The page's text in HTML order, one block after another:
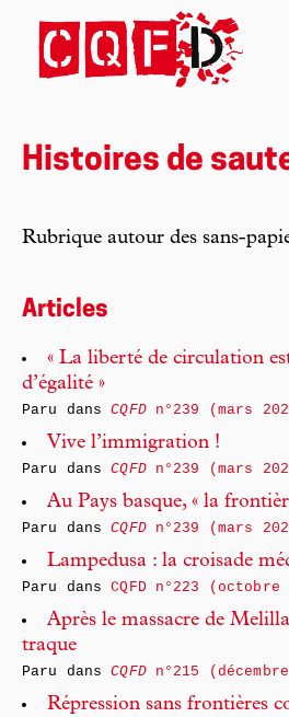
Histoires de
Rubrique autour des sans-
Articles
« La liberté de circulation
d’égalité »
Paru dansCQFDn°239 (mars
Vive l’immigration !
Paru dansCQFDn°239 (mars
Au Pays basque, « la
Paru dansCQFDn°239 (mars
Lampedusa : la croisade
Paru dansCQFD n°223 (octobre
Après le massacre de
traque
Paru dansCQFDn°215
Répression sans frontières